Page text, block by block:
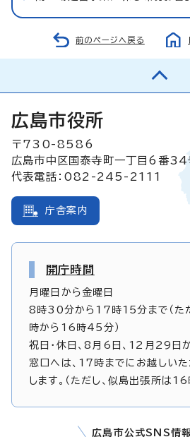
前のページへ戻る
広島市役所
〒730-8586
広島市中区国泰寺町一丁目6番34
代表電話：082-245-2111
庁舎案内
開庁時間
月曜日から金曜日
8時30分から17時15分まで（た
時から16時45分）
祝日・休日、8月6日、12月29日
窓口へは、17時までにお越しい
します。（ただし、似島出張所は
広島市公式SNS情